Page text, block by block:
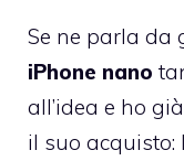
Se ne parla da
iPhone nano
all’idea e ho
il suo acquisto: